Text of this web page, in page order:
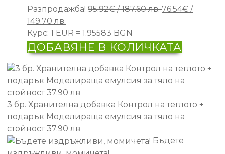
Разпродажба! 95.92€/ 187.60 лв.Original
95.92€
/
187.60 лв..
76.54€ /
149.70 лв.
цена
е:
76.54€
/
149.70 лв..
Курс: 1 EUR = 1.95583 BGN
ДОБАВЯНЕ В КОЛИЧКАТА
3 бр. Хранителна добавка Контрол на теглото +
подарък Моделираща емулсия за тяло на
стойност 37.90 лв
Бъдете